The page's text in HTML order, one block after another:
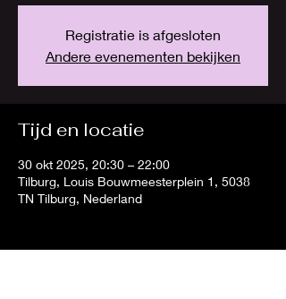
Registratie is afgesloten
Andere evenementen bekijken
Tijd en locatie
30 okt 2025, 20:30 – 22:00
Tilburg, Louis Bouwmeesterplein 1, 5038
TN Tilburg, Nederland